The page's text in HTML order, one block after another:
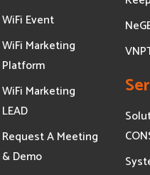
WiFi Event
WiFi Marketing
Platform
WiFi Marketing
LEAD
Request A Meeting
& Demo